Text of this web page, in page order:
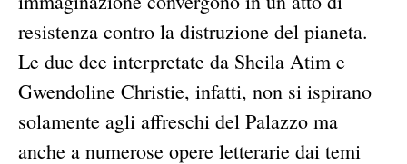
resistenza contro la distruzione del pianeta.
Le due dee interpretate da Sheila Atim e
Gwendoline Christie, infatti, non si ispirano
solamente agli affreschi del Palazzo ma
anche a numerose opere letterarie dai temi